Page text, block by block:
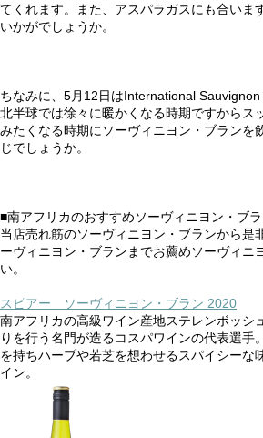
てくれます。また、アスパラガスにも合いま
いかがでしょうか。
ちなみに、5月12日はInternational Sauvignon
北半球では徐々に暖かくなる時期ですからス
みたくなる時期にソーヴィニヨン・ブランを
じでしょうか。
■南アフリカのおすすめソーヴィニヨン・ブ
当店売れ筋のソーヴィニヨン・ブランから是
ーヴィニヨン・ブランまでお薦めソーヴィニ
い。
スピアー ソーヴィニヨン・ブラン 2020
南アフリカの高級ワイン産地ステレンボッシ
りを行う名門が造るコスパワインの代表選手
を持ちハーブや若芝を想わせるスパイシーな
イン。